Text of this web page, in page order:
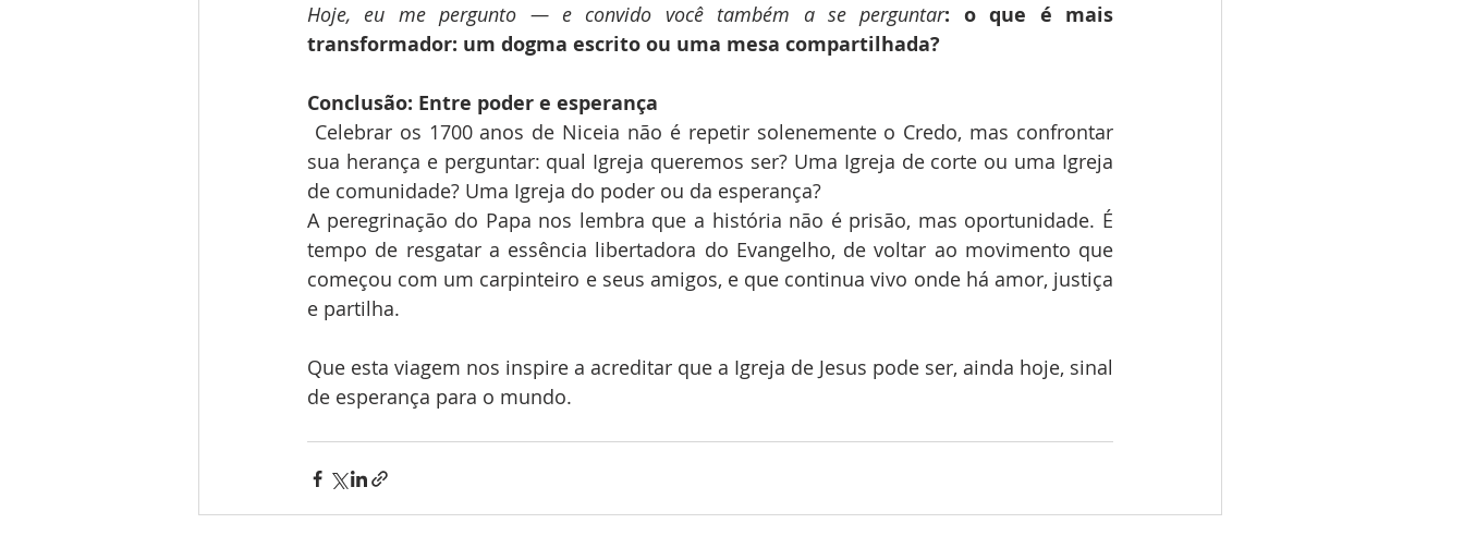
Hoje, eu me pergunto — e convido você também a se perguntar: o que é mais
transformador: um dogma escrito ou uma mesa compartilhada?
Conclusão: Entre poder e esperança
Celebrar os 1700 anos de Niceia não é repetir solenemente o Credo, mas confrontar
sua herança e perguntar: qual Igreja queremos ser? Uma Igreja de corte ou uma Igreja
de comunidade? Uma Igreja do poder ou da esperança?
A peregrinação do Papa nos lembra que a história não é prisão, mas oportunidade. É
tempo de resgatar a essência libertadora do Evangelho, de voltar ao movimento que
começou com um carpinteiro e seus amigos, e que continua vivo onde há amor, justiça
e partilha.
Que esta viagem nos inspire a acreditar que a Igreja de Jesus pode ser, ainda hoje, sinal
de esperança para o mundo.